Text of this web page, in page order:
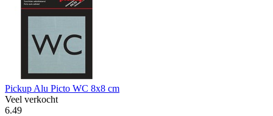
Pickup Alu Picto WC 8x8 cm
Veel verkocht
6.49